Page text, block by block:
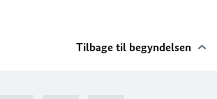
Tilbage til begyndelsen